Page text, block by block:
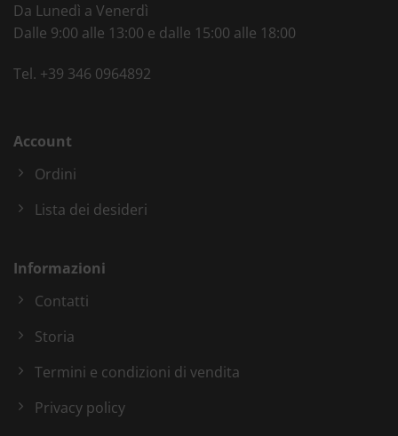
Da Lunedì a Venerdì
Dalle 9:00 alle 13:00 e dalle 15:00 alle 18:00
Tel. +39 346 0964892
Account
Ordini
Lista dei desideri
Informazioni
Contatti
Storia
Termini e condizioni di vendita
Privacy policy